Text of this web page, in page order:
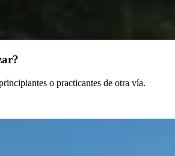
o practicantes de otra vía.